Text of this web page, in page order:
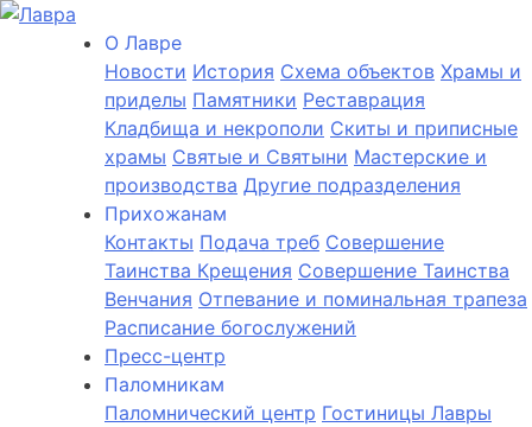
О Лаврe
Новости История Cхема объектов Храмы и
приделы Памятники Реставрация
Кладбища и некрополи Скиты и приписные
храмы Святые и Святыни Мастерские и
производства Другие подразделения
Прихожанам
Контакты Подача треб Совершение
Таинства Крещения Совершение Таинства
Венчания Отпевание и поминальная трапеза
Расписание богослужений
Пресс-центр
Паломникам
Паломнический центр Гостиницы Лавры